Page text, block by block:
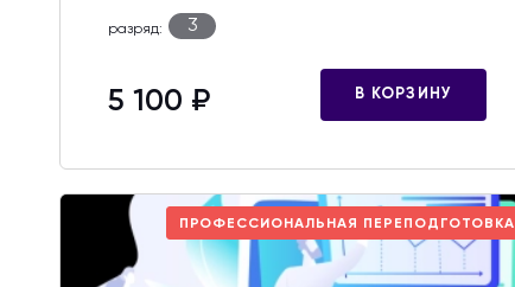
разряд: 3
5 100 ₽ В КОРЗИНУ
ПРОФЕССИОНАЛЬНАЯ ПЕРЕПОДГОТОВКА